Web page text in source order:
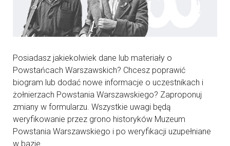
Posiadasz jakiekolwiek dane lub materiały o
Powstańcach Warszawskich? Chcesz poprawić
biogram lub dodać nowe informacje o uczestnikach i
żołnierzach Powstania Warszawskiego? Zaproponuj
zmiany w formularzu. Wszystkie uwagi będą
weryfikowanie przez grono historyków Muzeum
Powstania Warszawskiego i po weryfikacji uzupełniane
w bazie.